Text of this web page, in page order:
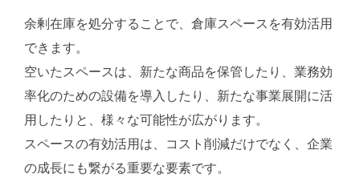
余剰在庫を処分することで、倉庫スペースを有効活用
できます。
空いたスペースは、新たな商品を保管したり、業務効
率化のための設備を導入したり、新たな事業展開に活
用したりと、様々な可能性が広がります。
スペースの有効活用は、コスト削減だけでなく、企業
の成長にも繋がる重要な要素です。